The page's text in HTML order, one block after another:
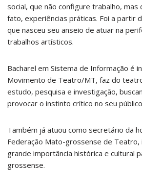
social, que não configure trabalho, mas
fato, experiências práticas. Foi a partir
que nasceu seu anseio de atuar na
trabalhos artísticos.
Bacharel em Sistema de Informação é
Movimento de Teatro/MT, faz do
estudo, pesquisa e investigação,
provocar o instinto crítico no seu
Também já atuou como secretário da
Federação Mato-grossense de Teatro,
grande importância histórica e cultural
grossense.